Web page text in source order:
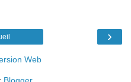
›
Web
Blogger.